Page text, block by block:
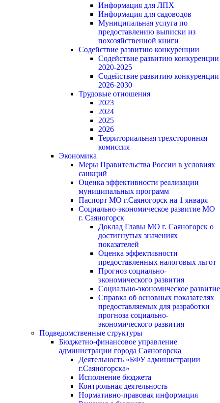
Информация для ЛПХ
Информация для садоводов
Муниципальная услуга по
предоставлению выписки из
похозяйственной книги
Содействие развитию конкуренции
Содействие развитию конкуренции
2020-2025
Содействие развитию конкуренции
2026-2030
Трудовые отношения
2023
2024
2025
2026
Территориальная трехсторонняя
комиссия
Экономика
Меры Правительства России в условиях
санкций
Оценка эффективности реализации
муниципальных программ
Паспорт МО г.Саяногорск на 1 января
Социально-экономическое развитие МО
г. Саяногорск
Доклад Главы МО г. Саяногорск о
достигнутых значениях
показателей
Оценка эффективности
предоставленных налоговых льгот
Прогноз социально-
экономического развития
Социально-экономическое развитие
Справка об основных показателях
предоставляемых для разработки
прогноза социально-
экономического развития
Подведомственные структуры
Бюджетно-финансовое управление
администрации города Саяногорска
Деятельность «БФУ администрации
г.Саяногорска»
Исполнение бюджета
Контрольная деятельность
Нормативно-правовая информация